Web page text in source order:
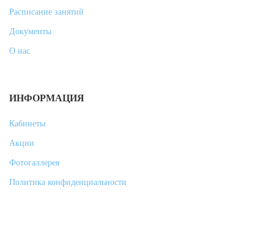
Расписание занятий
Документы
О нас
ИНФОРМАЦИЯ
Кабинеты
Акции
Фотогаллерея
Политика конфиденциальности